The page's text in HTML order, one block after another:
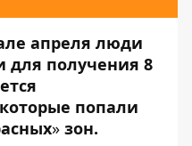
апреля люди
для получения 8
попали
» зон.